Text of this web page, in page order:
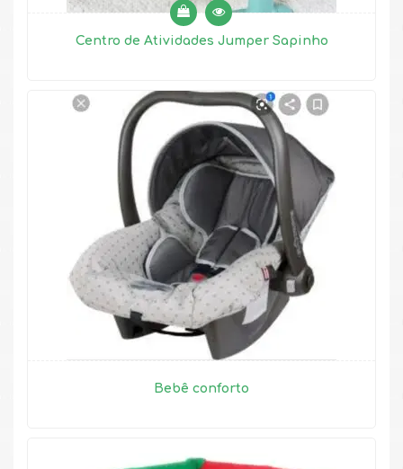
Centro de Atividades Jumper Sapinho
Bebê conforto